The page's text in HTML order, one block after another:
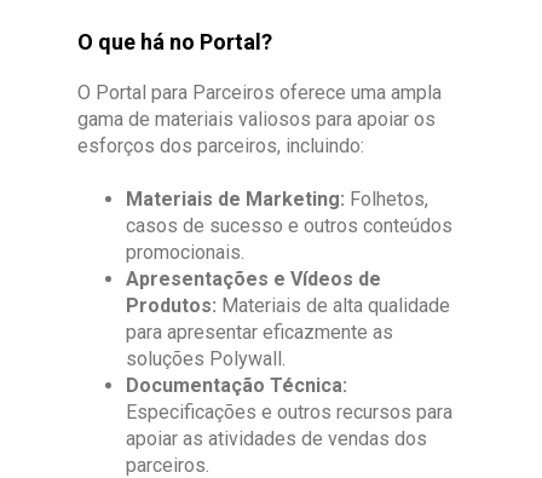
O que há no Portal?
O Portal para Parceiros oferece uma ampla
gama de materiais valiosos para apoiar os
esforços dos parceiros, incluindo:
Materiais de Marketing: Folhetos,
casos de sucesso e outros conteúdos
promocionais.
Apresentações e Vídeos de
Produtos: Materiais de alta qualidade
para apresentar eficazmente as
soluções Polywall.
Documentação Técnica:
Especificações e outros recursos para
apoiar as atividades de vendas dos
parceiros.